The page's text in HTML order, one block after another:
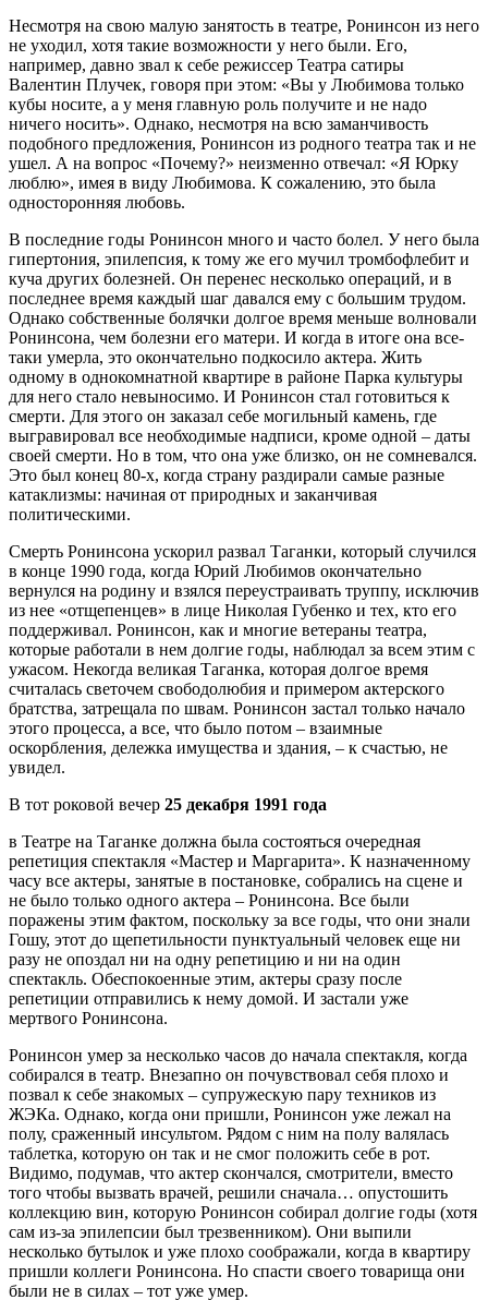
Несмотря на свою малую занятость в театре, Ронинсон из него
не уходил, хотя такие возможности у него были. Его,
например, давно звал к себе режиссер Театра сатиры
Валентин Плучек, говоря при этом: «Вы у Любимова только
кубы носите, а у меня главную роль получите и не надо
ничего носить». Однако, несмотря на всю заманчивость
подобного предложения, Ронинсон из родного театра так и не
ушел. А на вопрос «Почему?» неизменно отвечал: «Я Юрку
люблю», имея в виду Любимова. К сожалению, это была
односторонняя любовь.
В последние годы Ронинсон много и часто болел. У него была
гипертония, эпилепсия, к тому же его мучил тромбофлебит и
куча других болезней. Он перенес несколько операций, и в
последнее время каждый шаг давался ему с большим трудом.
Однако собственные болячки долгое время меньше волновали
Ронинсона, чем болезни его матери. И когда в итоге она все-
таки умерла, это окончательно подкосило актера. Жить
одному в однокомнатной квартире в районе Парка культуры
для него стало невыносимо. И Ронинсон стал готовиться к
смерти. Для этого он заказал себе могильный камень, где
выгравировал все необходимые надписи, кроме одной – даты
своей смерти. Но в том, что она уже близко, он не сомневался.
Это был конец 80-х, когда страну раздирали самые разные
катаклизмы: начиная от природных и заканчивая
политическими.
Смерть Ронинсона ускорил развал Таганки, который случился
в конце 1990 года, когда Юрий Любимов окончательно
вернулся на родину и взялся переустраивать труппу, исключив
из нее «отщепенцев» в лице Николая Губенко и тех, кто его
поддерживал. Ронинсон, как и многие ветераны театра,
которые работали в нем долгие годы, наблюдал за всем этим с
ужасом. Некогда великая Таганка, которая долгое время
считалась светочем свободолюбия и примером актерского
братства, затрещала по швам. Ронинсон застал только начало
этого процесса, а все, что было потом – взаимные
оскорбления, дележка имущества и здания, – к счастью, не
увидел.
В тот роковой вечер 25 декабря 1991 года
в Театре на Таганке должна была состояться очередная
репетиция спектакля «Мастер и Маргарита». К назначенному
часу все актеры, занятые в постановке, собрались на сцене и
не было только одного актера – Ронинсона. Все были
поражены этим фактом, поскольку за все годы, что они знали
Гошу, этот до щепетильности пунктуальный человек еще ни
разу не опоздал ни на одну репетицию и ни на один
спектакль. Обеспокоенные этим, актеры сразу после
репетиции отправились к нему домой. И застали уже
мертвого Ронинсона.
Ронинсон умер за несколько часов до начала спектакля, когда
собирался в театр. Внезапно он почувствовал себя плохо и
позвал к себе знакомых – супружескую пару техников из
ЖЭКа. Однако, когда они пришли, Ронинсон уже лежал на
полу, сраженный инсультом. Рядом с ним на полу валялась
таблетка, которую он так и не смог положить себе в рот.
Видимо, подумав, что актер скончался, смотрители, вместо
того чтобы вызвать врачей, решили сначала… опустошить
коллекцию вин, которую Ронинсон собирал долгие годы (хотя
сам из-за эпилепсии был трезвенником). Они выпили
несколько бутылок и уже плохо соображали, когда в квартиру
пришли коллеги Ронинсона. Но спасти своего товарища они
были не в силах – тот уже умер.